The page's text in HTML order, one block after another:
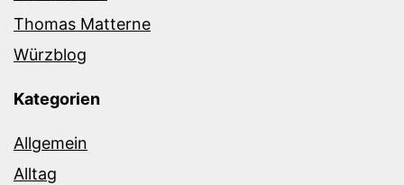
Thomas Matterne
Würzblog
Kategorien
Allgemein
Alltag